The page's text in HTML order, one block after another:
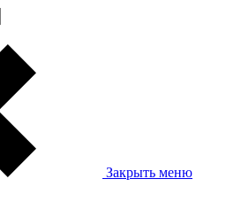
Закрыть меню